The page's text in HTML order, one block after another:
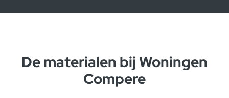
De materialen bij Woningen
Compere